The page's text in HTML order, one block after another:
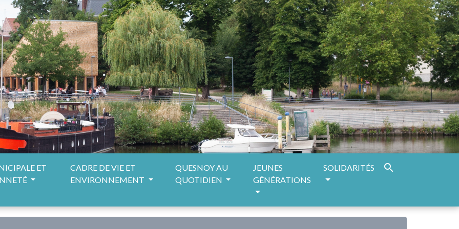
ET
CADRE DE VIE ET
ENVIRONNEMENT
QUESNOY AU
QUOTIDIEN
JEUNES
GÉNÉRATIONS
SOLIDARITÉS search